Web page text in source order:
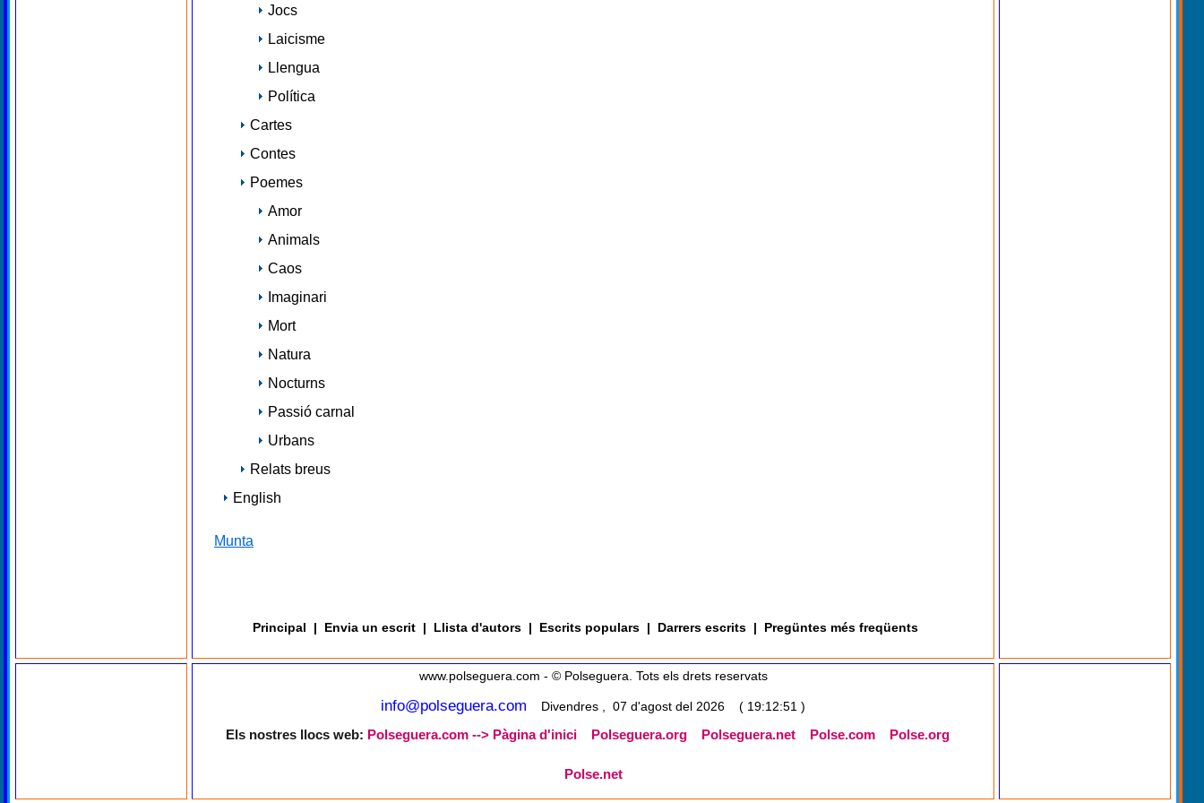
Jocs
Laicisme
Llengua
Política
Cartes
Contes
Poemes
Amor
Animals
Caos
Imaginari
Mort
Natura
Nocturns
Passió carnal
Urbans
Relats breus
English
Munta
Principal | Envia un escrit | Llista d'autors | Escrits populars | Darrers escrits | Pregüntes més freqüents
www.polseguera.com - © Polseguera. Tots els drets reservats
info@polseguera.com
Divendres , 07 d'agost del 2026 ( 19:12:51 )
Els nostres llocs web: Polseguera.com --> Pàgina d'inici Polseguera.org Polseguera.net Polse.com Polse.org
Polse.net